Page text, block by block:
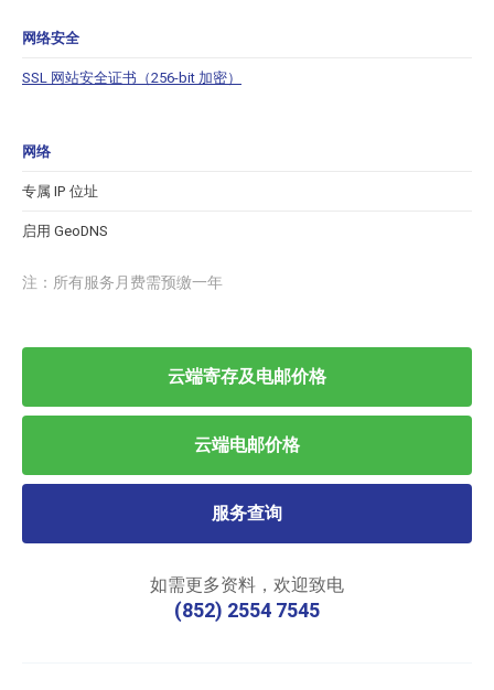
网络安全
SSL 网站安全证书（256-bit 加密）
网络
专属 IP 位址
启用 GeoDNS
注：所有服务月费需预缴一年
云端寄存及电邮价格
云端电邮价格
服务查询
如需更多资料，欢迎致电
(852) 2554 7545